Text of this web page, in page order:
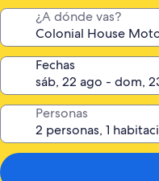
¿A dónde vas?
Fechas
Personas